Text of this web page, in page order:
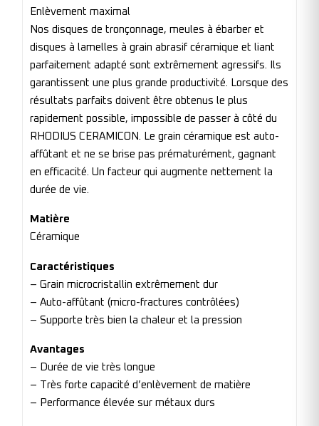
Enlèvement maximal
Nos disques de tronçonnage, meules à ébarber et
disques à lamelles à grain abrasif céramique et liant
parfaitement adapté sont extrêmement agressifs. Ils
garantissent une plus grande productivité. Lorsque des
résultats parfaits doivent être obtenus le plus
rapidement possible, impossible de passer à côté du
RHODIUS CERAMICON. Le grain céramique est auto-
affûtant et ne se brise pas prématurément, gagnant
en efficacité. Un facteur qui augmente nettement la
durée de vie.
Matière
Céramique
Caractéristiques
– Grain microcristallin extrêmement dur
– Auto-affûtant (micro-fractures contrôlées)
– Supporte très bien la chaleur et la pression
Avantages
– Durée de vie très longue
– Très forte capacité d’enlèvement de matière
– Performance élevée sur métaux durs